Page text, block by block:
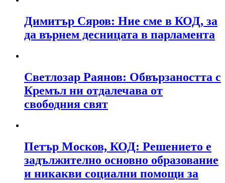
Димитър Сяров: Ние сме в КОД, за
да върнем десницата в парламента
Светлозар Раянов: Обвързаността с
Кремъл ни отдалечава от
свободния свят
Петър Москов, КОД: Решението е
задължително основно образование
и никакви социални помощи за